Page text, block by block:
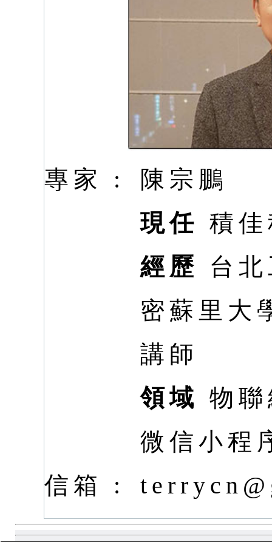
專家 :
陳宗鵬
現任 積
經歷
台
密蘇里大
講師
領域 物
微信小程
信箱 :